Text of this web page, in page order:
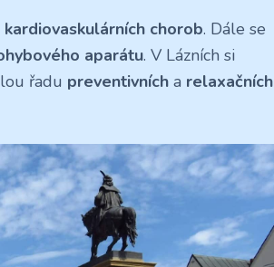
kardiovaskulárních chorob. Dále se
aparátu. V Lázních si
řadu preventivních a relaxačních